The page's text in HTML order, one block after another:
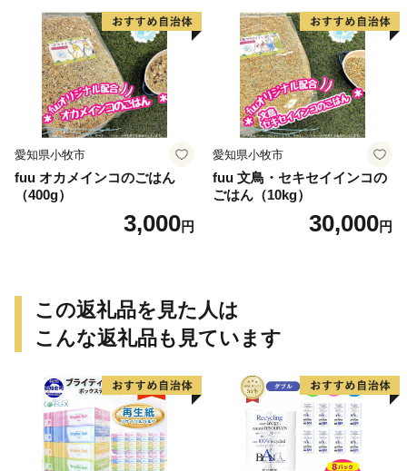
愛知県小牧市
fuu オカメインコのごはん
（400g）
3,000円
愛知県小牧市
fuu 文鳥・セキセイインコの
ごはん（10kg）
30,000円
この返礼品を見た人は
こんな返礼品も見ています